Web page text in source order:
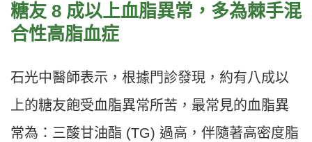
糖友 8 成以上血脂異常，多為棘手混
合性高脂血症
石光中醫師表示，根據門診發現，約有八成以
上的糖友飽受血脂異常所苦，最常見的血脂異
常為：三酸甘油酯 (TG) 過高，伴隨著高密度脂